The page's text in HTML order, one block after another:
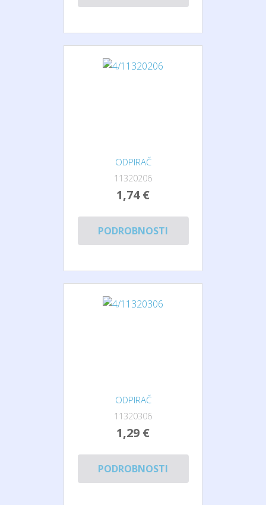
ODPIRAČ
11320206
1,74 €
PODROBNOSTI
ODPIRAČ
11320306
1,29 €
PODROBNOSTI